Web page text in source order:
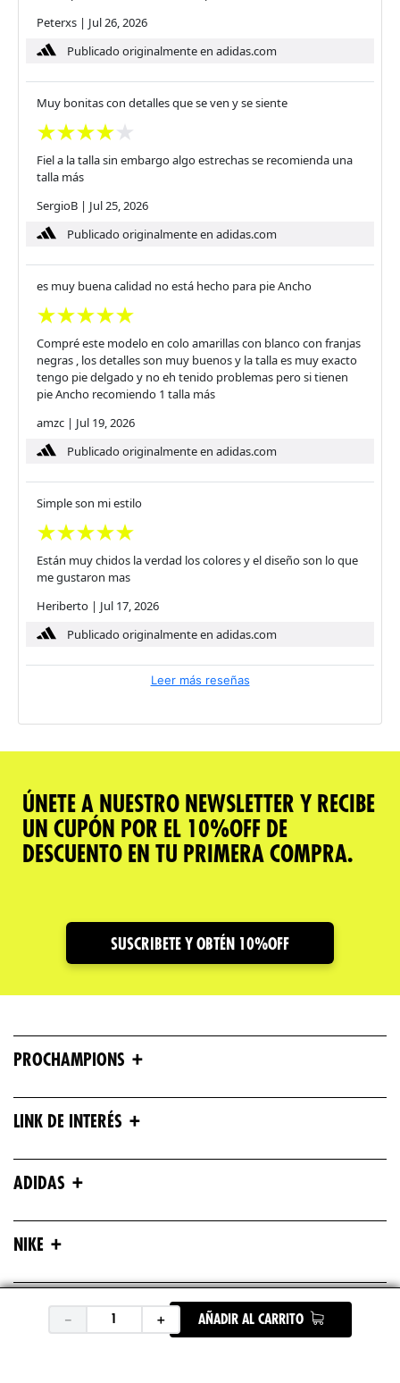
＋
－ AÑADIR AL CARRITO
Peterxs | Jul 26, 2026
Publicado originalmente en adidas.com
Muy bonitas con detalles que se ven y se siente
Fiel a la talla sin embargo algo estrechas se recomienda una
talla más
SergioB | Jul 25, 2026
Publicado originalmente en adidas.com
es muy buena calidad no está hecho para pie Ancho
Compré este modelo en colo amarillas con blanco con franjas
negras , los detalles son muy buenos y la talla es muy exacto
tengo pie delgado y no eh tenido problemas pero si tienen
pie Ancho recomiendo 1 talla más
amzc | Jul 19, 2026
Publicado originalmente en adidas.com
Simple son mi estilo
Están muy chidos la verdad los colores y el diseño son lo que
me gustaron mas
Heriberto | Jul 17, 2026
Publicado originalmente en adidas.com
Leer más reseñas
ÚNETE A NUESTRO NEWSLETTER Y RECIBE
UN CUPÓN POR EL 10%OFF DE
DESCUENTO EN TU PRIMERA COMPRA.
SUSCRIBETE Y OBTÉN 10%OFF
PROCHAMPIONS +
LINK DE INTERÉS +
ADIDAS +
NIKE +
ASICS +